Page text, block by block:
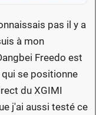
pas il y a
à mon
Freedo est
se positionne
du XGIMI
j'ai aussi testé ce